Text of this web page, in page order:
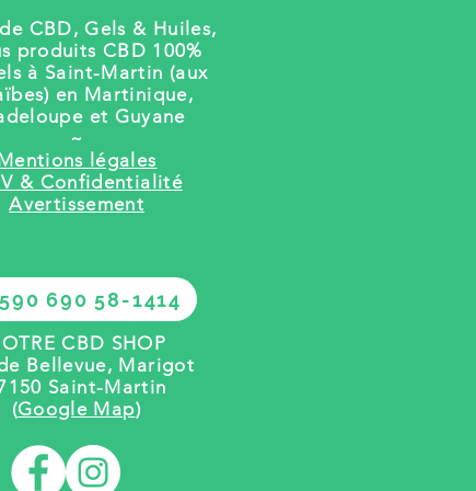
CBD, Gels & Huiles,
produits CBD 100%
à Saint-Martin (aux
en Martinique,
et Guyane
~
légales
& Confidentialité
Avertissement
690 58-1414
CBD SHOP
Bellevue, Marigot
Saint-Martin
(Google Map)